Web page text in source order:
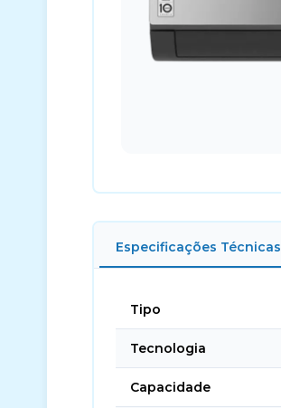
Especificações Técnicas
Tipo
Tecnologia
Capacidade